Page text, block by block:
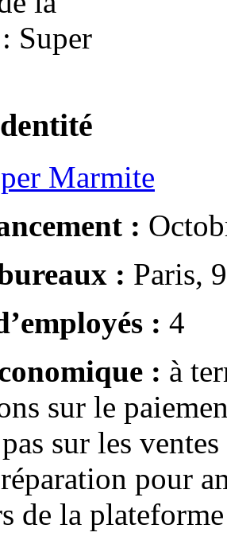
Marmite
:
: Paris,
: 4
: à
sur le
sur les
pour
de la